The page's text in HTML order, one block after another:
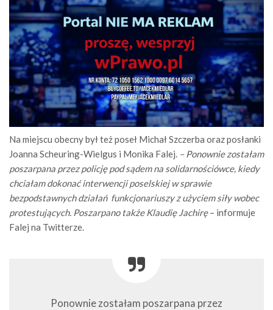
Na miejscu obecny był też poseł Michał Szczerba oraz posłanki
Joanna Scheuring-Wielgus i Monika Falej. – Ponownie zostałam
poszarpana przez policję pod sądem na solidarnościówce, kiedy
chciałam dokonać interwencji poselskiej w sprawie
bezpodstawnych działań funkcjonariuszy z użyciem siły wobec
protestujących. Poszarpano także Klaudię Jachirę– informuje
Falej na Twitterze.
Ponownie zostałam poszarpana przez